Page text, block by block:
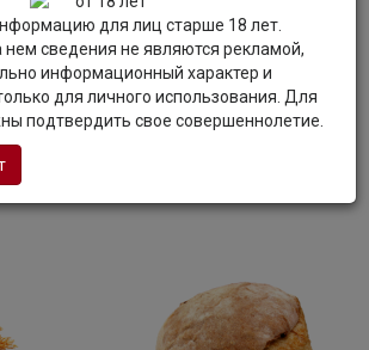
пить в чистом виде
идеально подходит для
Можно употреблять с
и мясными блюдами, запеченным
для лиц старше 18 лет.
сведения не являются рекламой,
информационный характер и
для личного использования. Для
подтвердить свое совершеннолетие.